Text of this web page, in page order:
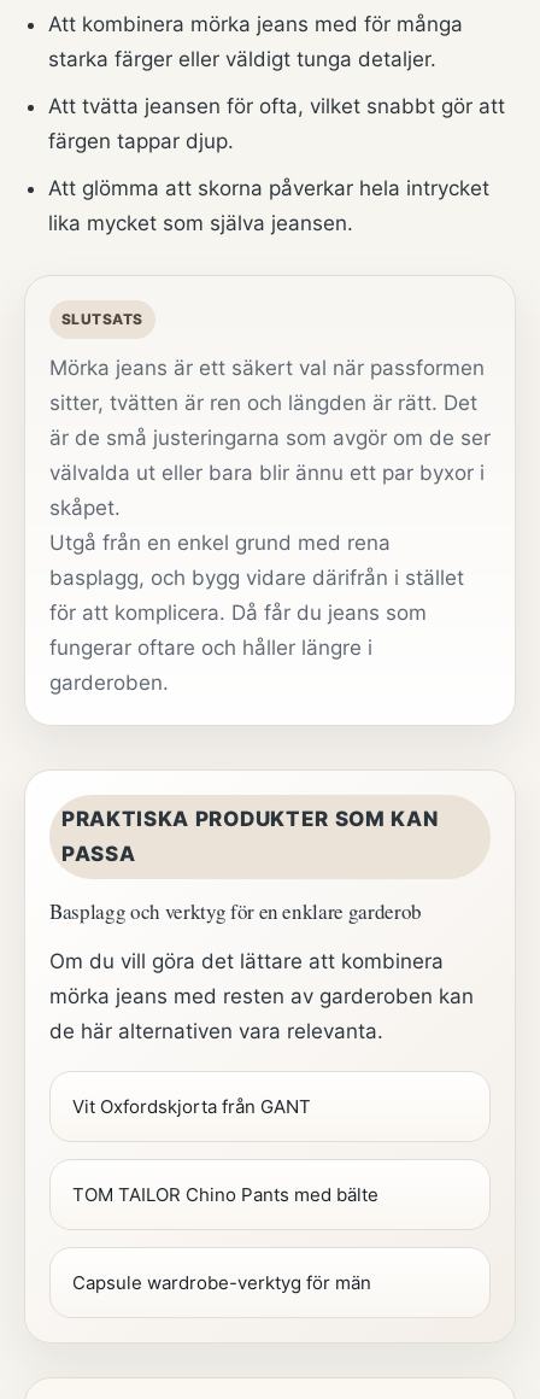
Att kombinera mörka jeans med för många
starka färger eller väldigt tunga detaljer.
Att tvätta jeansen för ofta, vilket snabbt gör att
färgen tappar djup.
Att glömma att skorna påverkar hela intrycket
lika mycket som själva jeansen.
SLUTSATS
Mörka jeans är ett säkert val när passformen
sitter, tvätten är ren och längden är rätt. Det
är de små justeringarna som avgör om de ser
välvalda ut eller bara blir ännu ett par byxor i
skåpet.
Utgå från en enkel grund med rena
basplagg, och bygg vidare därifrån i stället
för att komplicera. Då får du jeans som
fungerar oftare och håller längre i
garderoben.
PRAKTISKA PRODUKTER SOM KAN
PASSA
Basplagg och verktyg för en enklare garderob
Om du vill göra det lättare att kombinera
mörka jeans med resten av garderoben kan
de här alternativen vara relevanta.
Vit Oxfordskjorta från GANT
TOM TAILOR Chino Pants med bälte
Capsule wardrobe-verktyg för män